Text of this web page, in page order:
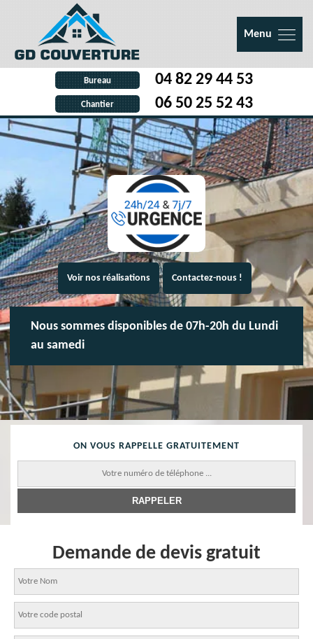
Menu
Bureau 04 82 29 44 53
Chantier 06 50 25 52 43
Voir nos réalisations Contactez-nous !
Nous sommes disponibles de 07h-20h du Lundi
au samedi
ON VOUS RAPPELLE GRATUITEMENT
Demande de devis gratuit